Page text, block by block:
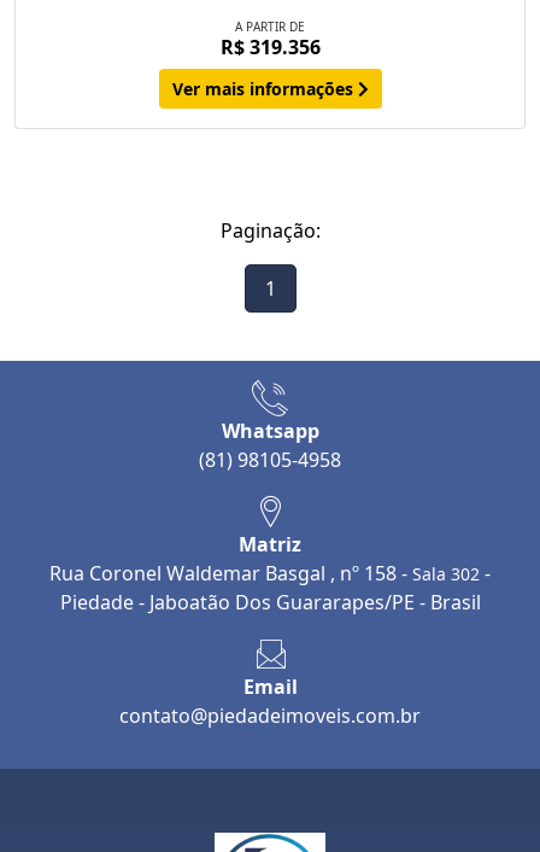
A PARTIR DE
R$ 319.356
Ver mais informações
Paginação:
1
Whatsapp
(81) 98105-4958
Matriz
Rua Coronel Waldemar Basgal , nº 158 - Sala 302 -
Piedade - Jaboatão Dos Guararapes/PE - Brasil
Email
contato@piedadeimoveis.com.br